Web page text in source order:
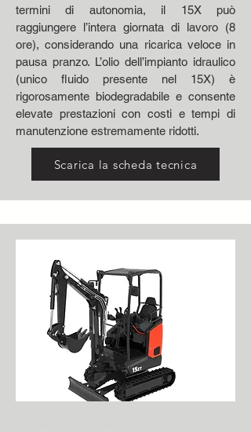
termini di autonomia, il 15X può
raggiungere l’intera giornata di lavoro (8
ore), considerando una ricarica veloce in
pausa pranzo. L’olio dell’impianto idraulico
(unico fluido presente nel 15X) è
rigorosamente biodegradabile e consente
elevate prestazioni con costi e tempi di
manutenzione estremamente ridotti.
Scarica la scheda tecnica